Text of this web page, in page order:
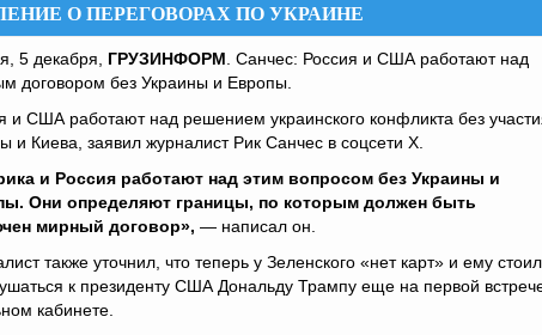
О ПЕРЕГОВОРАХ ПО УКРАИНЕ
5 декабря, ГРУЗИНФОРМ . Санчес: Россия и США работают над
договором без Украины и Европы.
и США работают над решением украинского конфликта без
и Киева, заявил журналист Рик Санчес в соцсети X.
и Россия работают над этим вопросом без Украины и
Они определяют границы, по которым должен быть
мирный договор», — написал он.
также уточнил, что теперь у Зеленского «нет карт» и ему
к президенту США Дональду Трампу еще на первой
кабинете.